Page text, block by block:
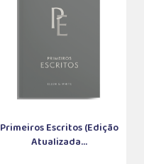
Primeiros Escritos (Edição
Atualizada...